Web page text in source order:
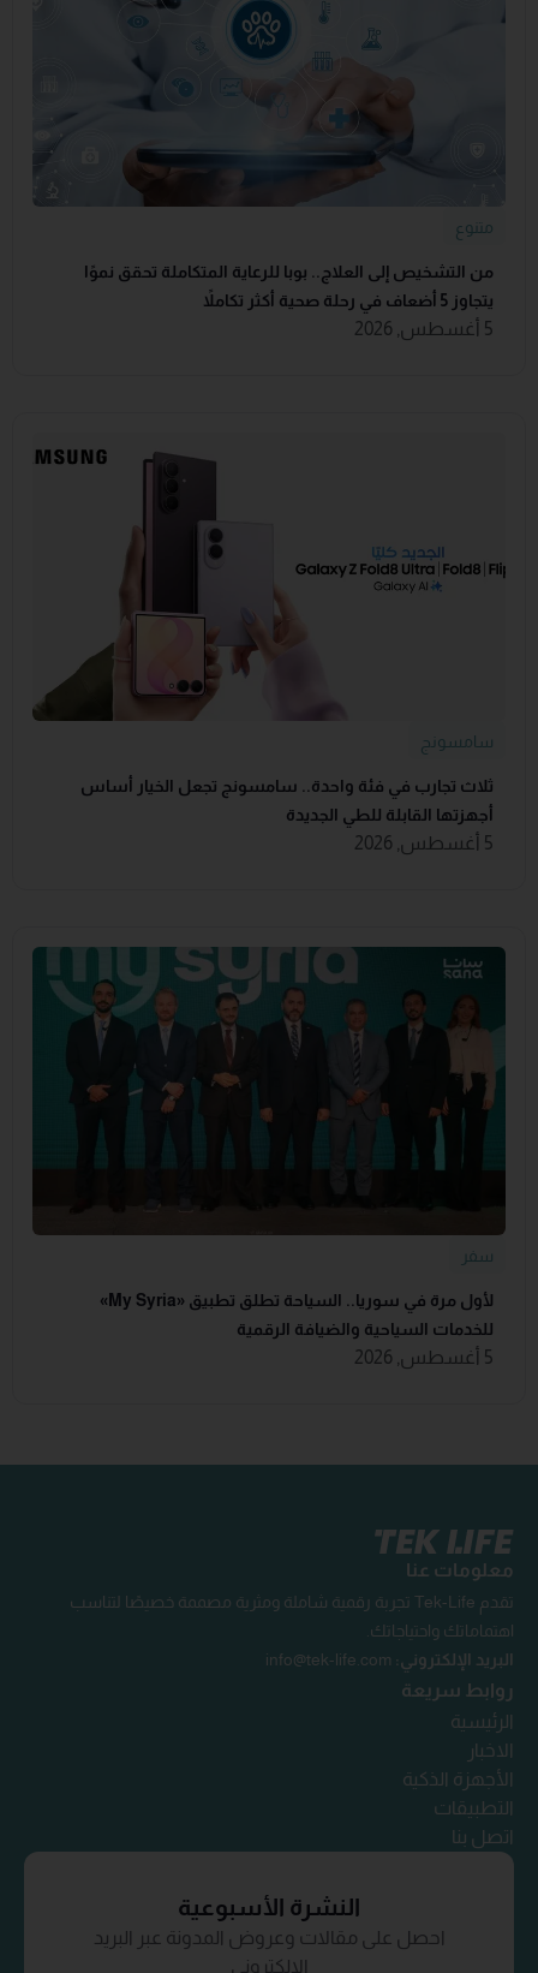
متنوع
من التشخيص إلى العلاج.. بوبا للرعاية المتكاملة تحقق نموًا
يتجاوز 5 أضعاف في رحلة صحية أكثر تكاملاً
5 أغسطس, 2026
سامسونج
ثلاث تجارب في فئة واحدة.. سامسونج تجعل الخيار أساس
أجهزتها القابلة للطي الجديدة
5 أغسطس, 2026
سفر
لأول مرة في سوريا.. السياحة تطلق تطبيق «‏My Syria‏»
للخدمات السياحية والضيافة ‏الرقمية
5 أغسطس, 2026
معلومات عنا
تقدم Tek-Life تجربة رقمية شاملة ومثرية مصممة خصيصًا لتناسب
اهتماماتك واحتياجاتك.
البريد الإلكتروني: info@tek-life.com
روابط سريعة
الرئيسية
الاخبار
الأجهزة الذكية
التطبيقات
اتصل بنا
النشرة الأسبوعية
احصل على مقالات وعروض المدونة عبر البريد
الإلكتروني